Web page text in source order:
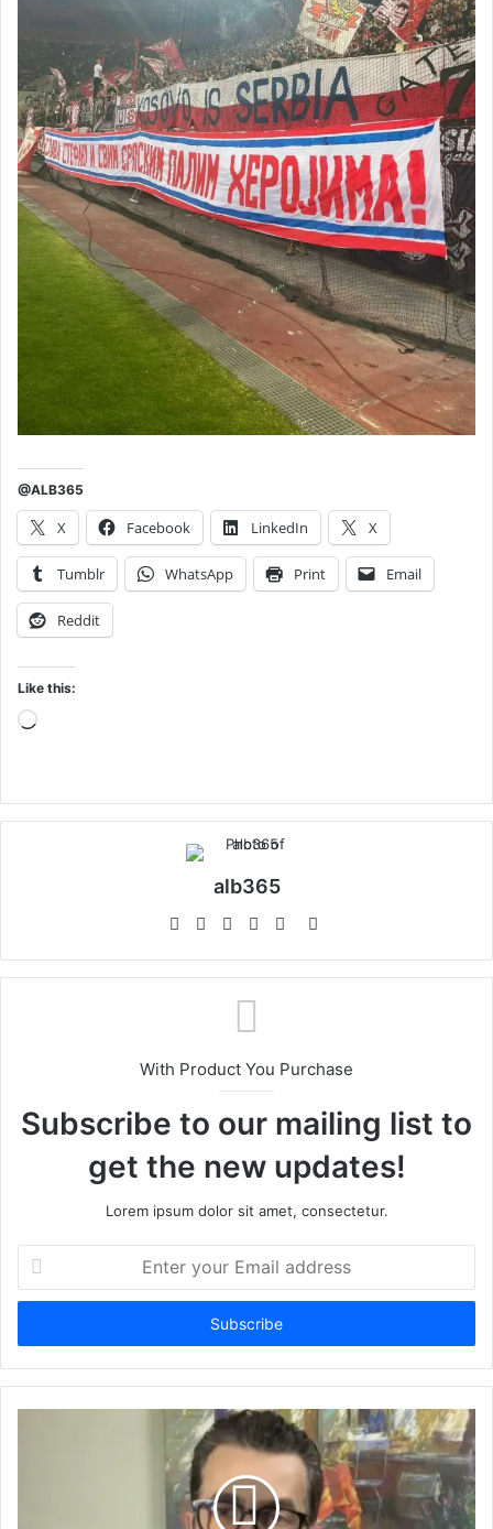
@ALB365
X Facebook LinkedIn X
Tumblr WhatsApp Print Email
Reddit
Like this:
Loading…
alb365
WebsiteFacebook
TwitterLinkedInYouTube
Instagram
With Product You Purchase
Subscribe to our mailing list to
get the new updates!
Lorem ipsum dolor sit amet, consectetur.
your
Email